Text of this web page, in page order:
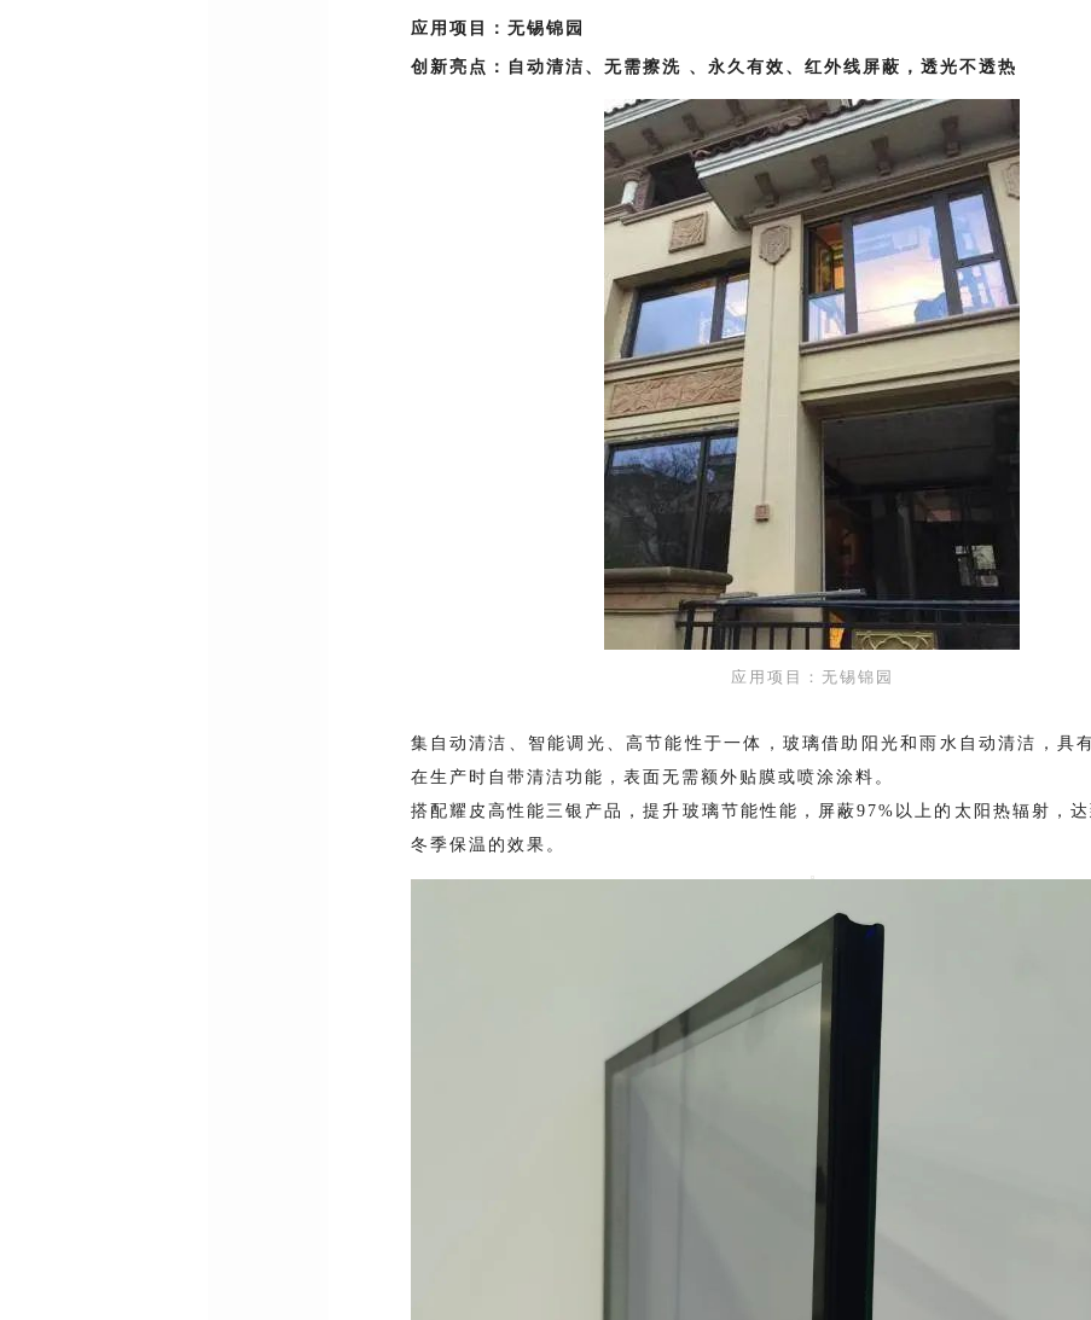
应用项目：无锡锦园
创新亮点： 自动清洁、无需擦洗 、永久有效、红外线屏蔽，透光不透热
应用项目：无锡锦园
集自动清洁、智能调光、高节能性于一体，玻璃借助阳光和雨水自动清洁，具
在生产时自带清洁功能，表面无需额外贴膜或喷涂涂料。
搭配耀皮高性能三银产品，提升玻璃节能性能，屏蔽97%以上的太阳热辐射，达
冬季保温的效果。